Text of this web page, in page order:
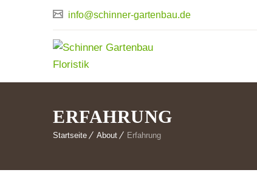
info@schinner-gartenbau.de
ERFAHRUNG
Startseite About Erfahrung